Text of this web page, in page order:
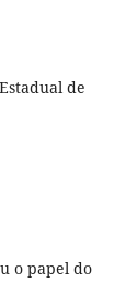
de
o papel do